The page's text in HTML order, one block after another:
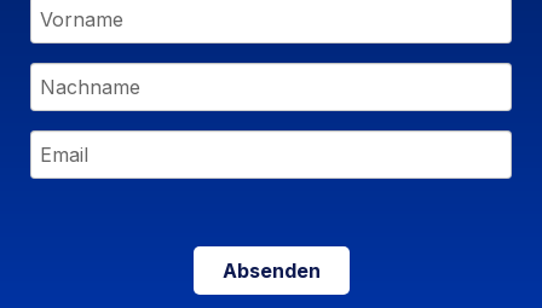
Absenden